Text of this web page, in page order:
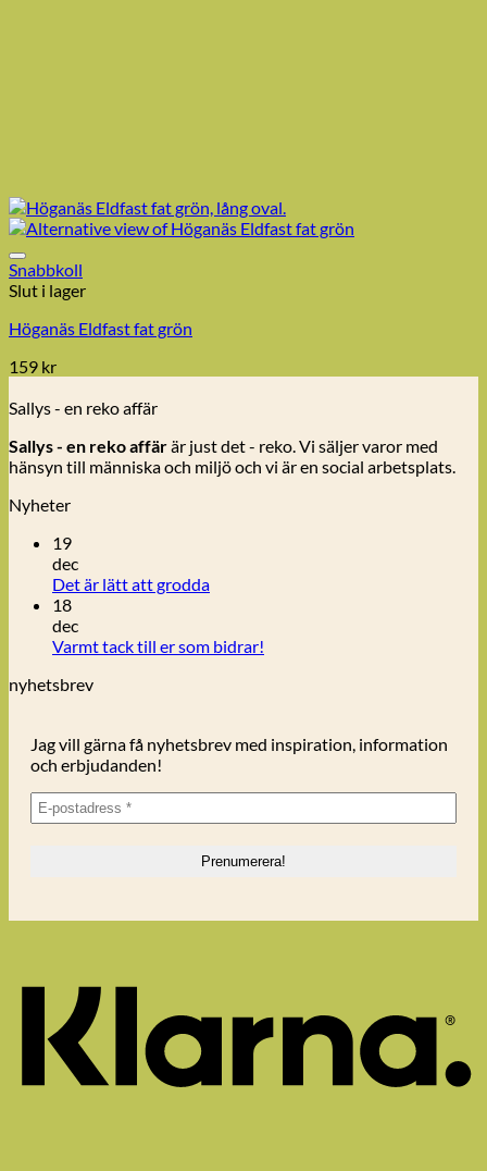
Snabbkoll
Slut i lager
Höganäs Eldfast fat grön
159 kr
Sallys - en reko affär
Sallys - en reko affärär just det - reko. Vi säljer varor med
hänsyn till människa och miljö och vi är en social arbetsplats.
Nyheter
19
dec
Det är lätt att groddaInga
Det
18
dec
Varmt tack till er som bidrar!
till
som
nyhetsbrev
Jag vill gärna få nyhetsbrev med inspiration, information
och erbjudanden!